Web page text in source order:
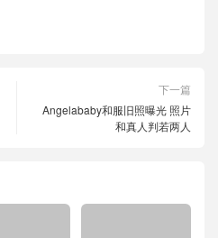
下一篇
Angelababy和服旧照曝光 照片
和真人判若两人